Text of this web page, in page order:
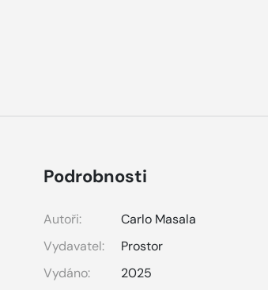
Podrobnosti
Autoři:
Carlo Masala
Vydavatel:
Prostor
Vydáno:
2025